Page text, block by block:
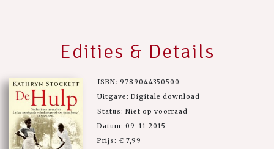
Edities & Details
ISBN: 9789044350500
Uitgave: Digitale download
Status: Niet op voorraad
Datum: 09-11-2015
Prijs: € 7,99